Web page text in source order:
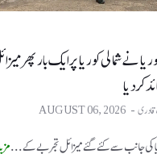
نے شمالی کوریا پر ایک بار پھر
کر دیا
AUGUST 06, 2026
کی جانب سے کئے گئے میزائل تجربے کے ...